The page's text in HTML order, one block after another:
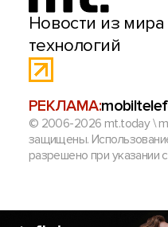
Новости из
технологий
РЕКЛАМА:
© 2006-2026 mt.today \
защищены.
разрешено при указании